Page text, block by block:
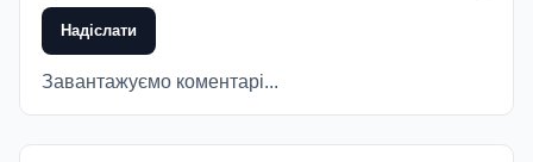
Надіслати
Завантажуємо коментарі...